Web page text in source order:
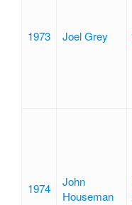
1973 Joel Grey
1974
John
Houseman